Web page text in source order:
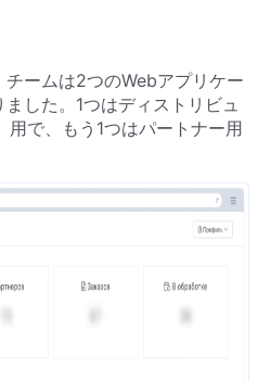
ームは2つのWebアプリケー
した。1つはディストリビュ
で、もう1つはパートナー用